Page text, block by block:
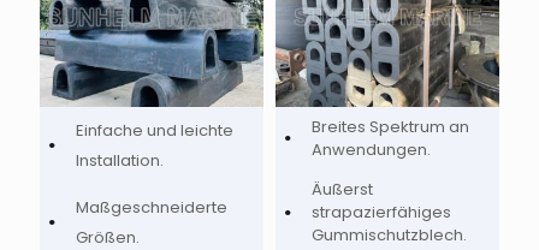
Einfache und leichte
Installation.
Maßgeschneiderte
Größen.
Breites Spektrum an
Anwendungen.
Äußerst
strapazierfähiges
Gummischutzblech.